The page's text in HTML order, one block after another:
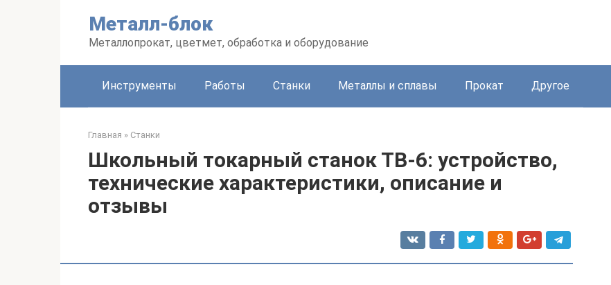
Металл-блок
Металлопрокат, цветмет, обработка и оборудование
Инструменты Работы Станки Металлы и сплавы Прокат Другое
Главная » Станки
Школьный токарный станок ТВ-6: устройство,
технические характеристики, описание и
отзывы